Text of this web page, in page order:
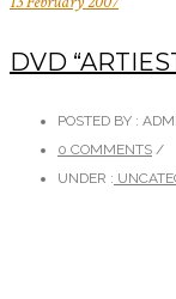
DVD
POSTED BY :
0 COMMENTS /
UNDER :